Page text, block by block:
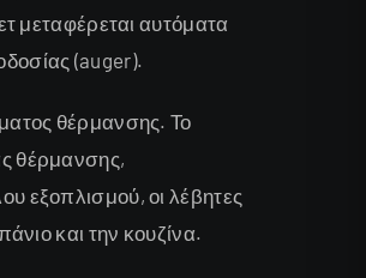
μεταφέρεται αυτόματα
(auger).
θέρμανσης. Το
θέρμανσης,
εξοπλισμού, οι λέβητες
και την κουζίνα.